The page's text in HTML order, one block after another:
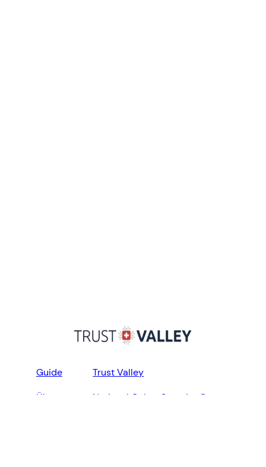
Guide
Über uns
Trust Valley
National Cyber Security Centre